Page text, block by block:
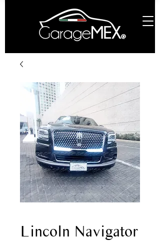
Lincoln Navigator